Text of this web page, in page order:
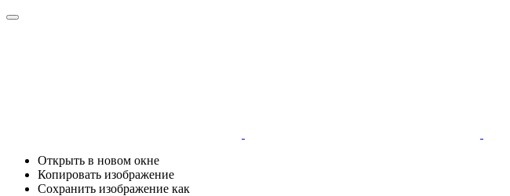
Открыть в новом окне
Копировать изображение
Сохранить изображение как